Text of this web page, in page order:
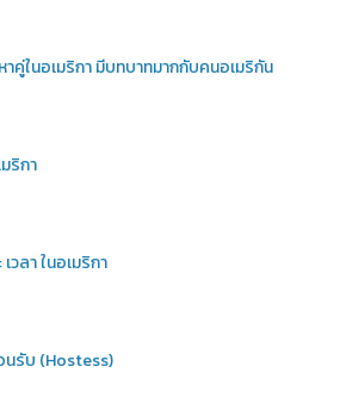
าคู่ในอเมริกา มีบทบาทมากกับคนอเมริกัน
ริกา
วลา ในอเมริกา
รับ (Hostess)